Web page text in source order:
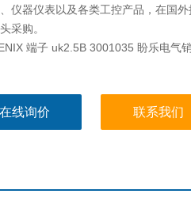
仪器仪表以及各类工控产品，在国
采购。
端子 uk2.5B 3001035 盼乐电气
在线询价 联系我们